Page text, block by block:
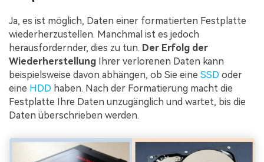
Ja, es ist möglich, Daten einer formatierten Festplatte
wiederherzustellen. Manchmal ist es jedoch
herausfordernder, dies zu tun. Der Erfolg der
Wiederherstellung Ihrer verlorenen Daten kann
beispielsweise davon abhängen, ob Sie eine SSD oder
eine HDD haben. Nach der Formatierung macht die
Festplatte Ihre Daten unzugänglich und wartet, bis die
Daten überschrieben werden.